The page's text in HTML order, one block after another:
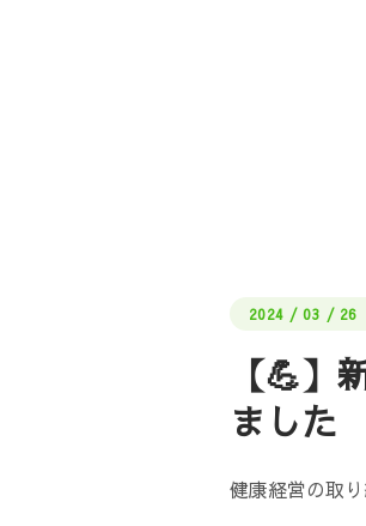
2024 /03 / 26
【💪
ました
健康経営の取